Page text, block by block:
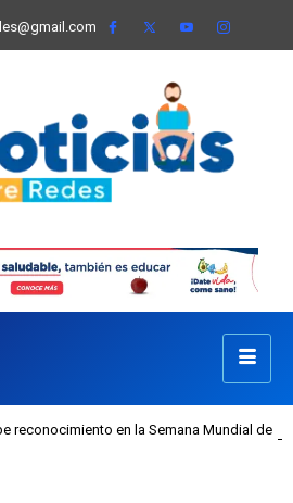
en la Semana Mundial de la Lactancia